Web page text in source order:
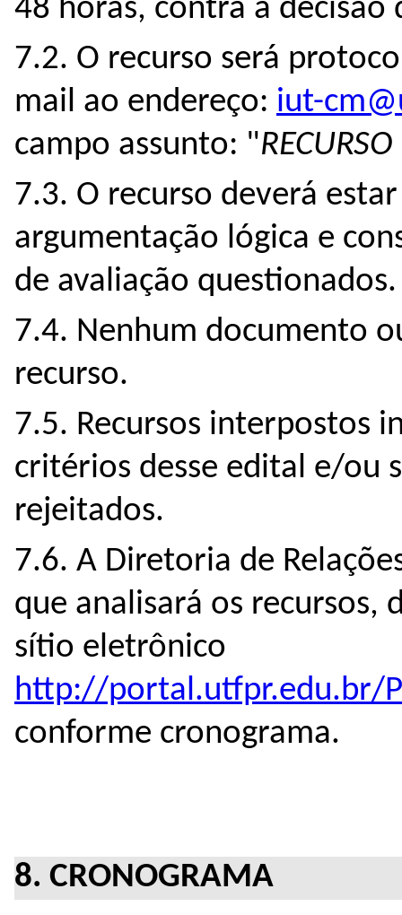
48 horas, contra a decisão
7.2. O recurso será
mail ao endereço: iut-
campo assunto: "RECURSO
7.3. O recurso deverá
argumentação lógica e
de avaliação questionados.
7.4. Nenhum documento
recurso.
7.5. Recursos interpostos
critérios desse edital e/ou
rejeitados.
7.6. A Diretoria de
que analisará os recursos,
sítio eletrônico
http://portal.utfpr.edu.br/
conforme cronograma.
8. CRONOGRAMA